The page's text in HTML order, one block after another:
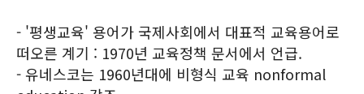
- '평생교육' 용어가 국제사회에서 대표적 교육용어로
떠오른 계기 : 1970년 교육정책 문서에서 언급.
- 유네스코는 1960년대에 비형식 교육 nonformal